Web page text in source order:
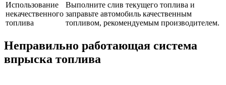
Использование
некачественного
топлива
Выполните слив текущего топлива и
заправьте автомобиль качественным
топливом, рекомендуемым производителем.
Неправильно работающая система
впрыска топлива